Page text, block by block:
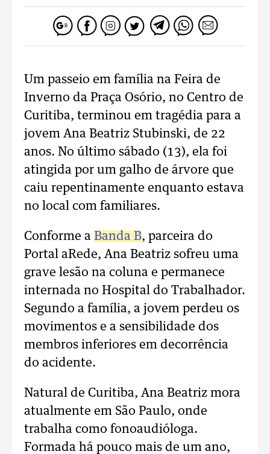
Um passeio em família na Feira de
Inverno da Praça Osório, no Centro de
Curitiba, terminou em tragédia para a
jovem Ana Beatriz Stubinski, de 22
anos. No último sábado (13), ela foi
atingida por um galho de árvore que
caiu repentinamente enquanto estava
no local com familiares.
Conforme a Banda B, parceira do
Portal aRede, Ana Beatriz sofreu uma
grave lesão na coluna e permanece
internada no Hospital do Trabalhador.
Segundo a família, a jovem perdeu os
movimentos e a sensibilidade dos
membros inferiores em decorrência
do acidente.
Natural de Curitiba, Ana Beatriz mora
atualmente em São Paulo, onde
trabalha como fonoaudióloga.
Formada há pouco mais de um ano,